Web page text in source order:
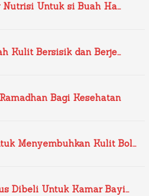
Nutrisi Untuk si Buah Ha…
Kulit Bersisik dan Berje…
Bagi Kesehatan
Menyembuhkan Kulit Bol…
Dibeli Untuk Kamar Bayi…